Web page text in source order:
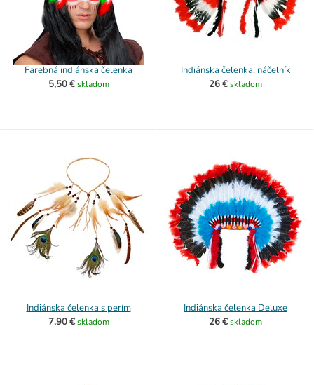
Farebná indiánska čelenka
5,50 € skladom
Indiánska čelenka, náčelník
26 €skladom
Indiánska čelenka s perím
7,90 € skladom
Indiánska čelenka Deluxe
26 €skladom